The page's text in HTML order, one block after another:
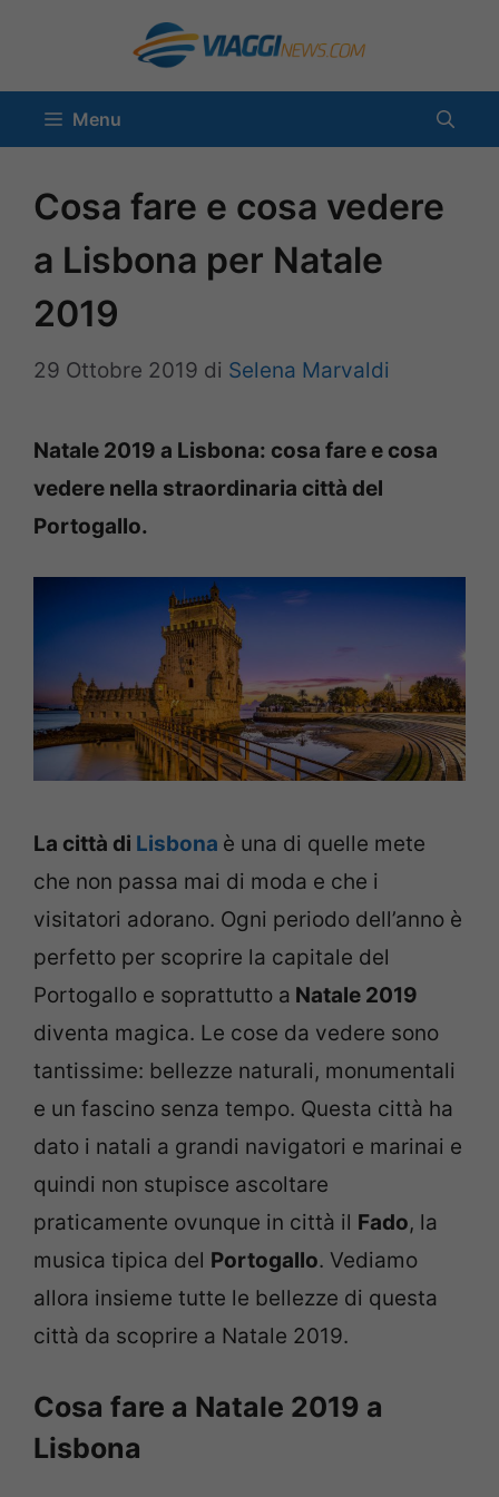
contenuto
Menu
Cosa fare e cosa vedere
a Lisbona per Natale
2019
29 Ottobre 2019 di Selena Marvaldi
Natale 2019 a Lisbona: cosa fare e cosa
vedere nella straordinaria città del
Portogallo.
La città di Lisbona è una di quelle mete
che non passa mai di moda e che i
visitatori adorano. Ogni periodo dell’anno è
perfetto per scoprire la capitale del
Portogallo e soprattutto a Natale 2019
diventa magica. Le cose da vedere sono
tantissime: bellezze naturali, monumentali
e un fascino senza tempo. Questa città ha
dato i natali a grandi navigatori e marinai e
quindi non stupisce ascoltare
praticamente ovunque in città il Fado, la
musica tipica del Portogallo. Vediamo
allora insieme tutte le bellezze di questa
città da scoprire a Natale 2019.
Cosa fare a Natale 2019 a
Lisbona